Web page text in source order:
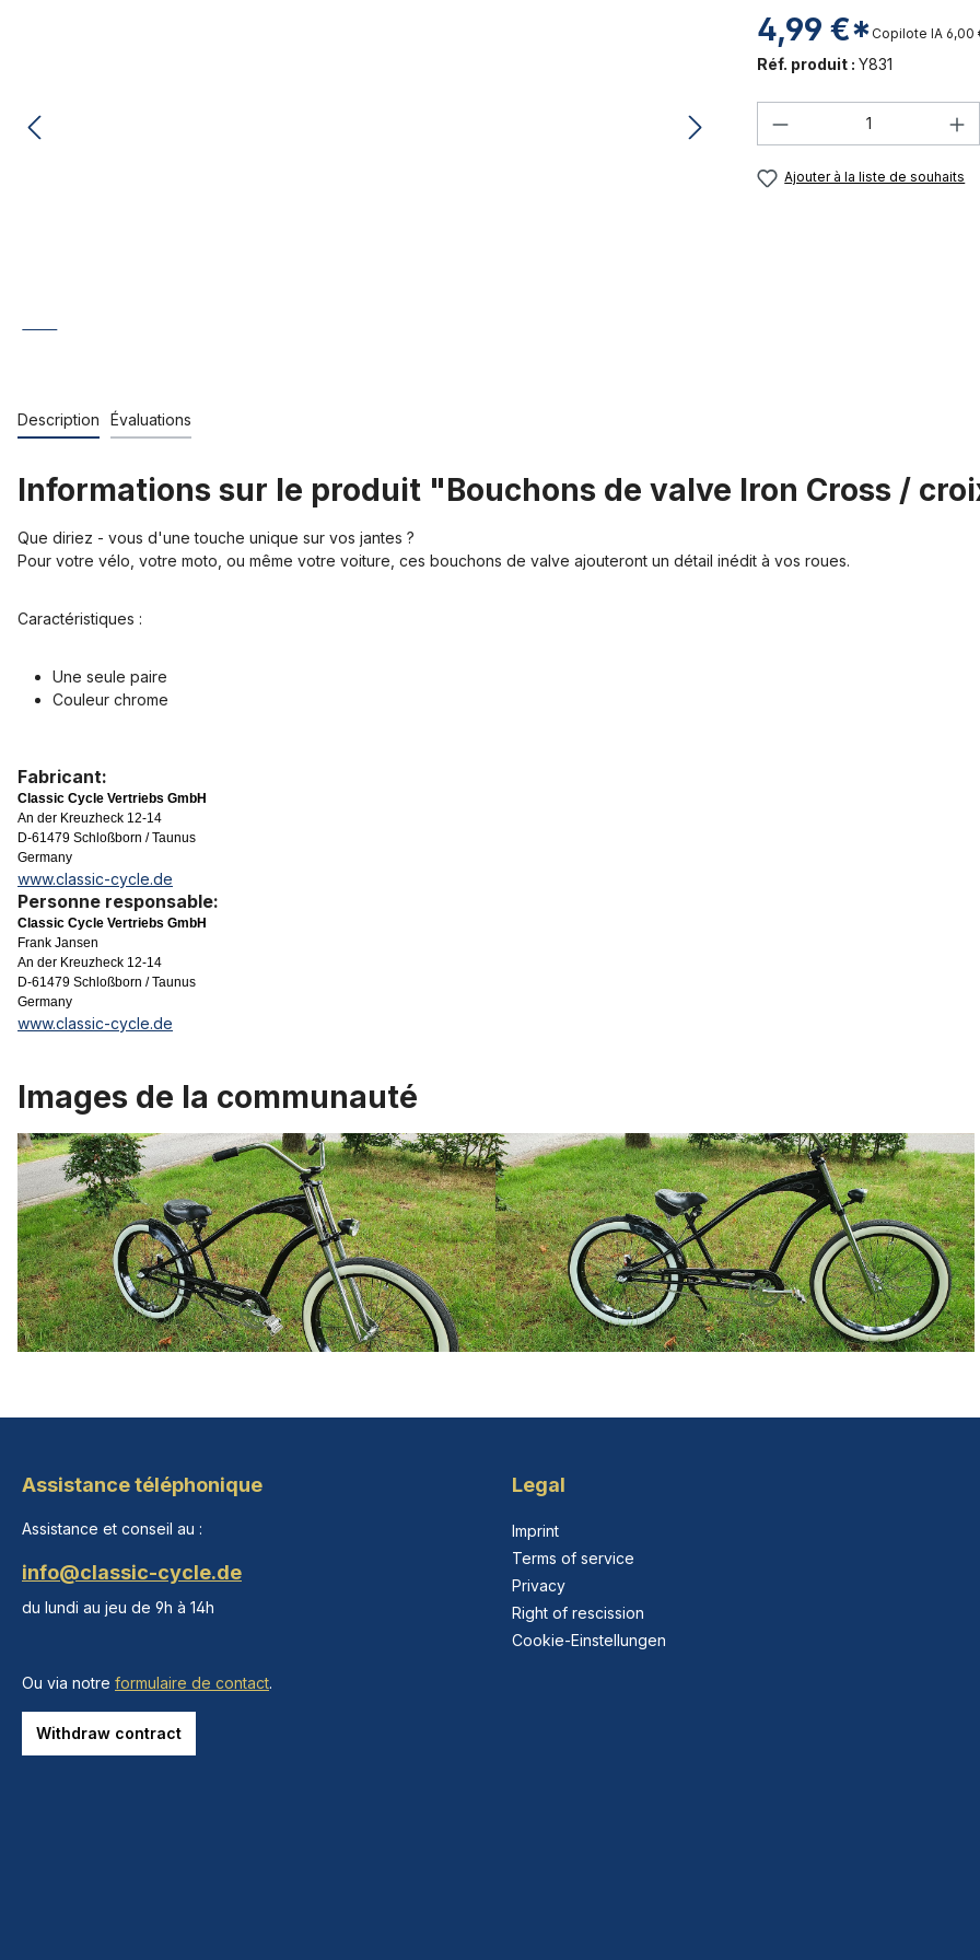
4,99 €* Copilote IA 6,00
Réf. produit : Y831
Quantité de
Ajouter à la liste de souhaits
Description Évaluations
Informations sur le produit "Bouchons de valve Iron Cross /
Que diriez - vous d'une touche unique sur vos jantes ?
Pour votre vélo, votre moto, ou même votre voiture, ces bouchons de valve ajouteront un détail inédit à vos roues.
Caractéristiques :
Une seule paire
Couleur chrome
Fabricant:
Classic Cycle Vertriebs GmbH
An der Kreuzheck 12-14
D-61479 Schloßborn / Taunus
Germany
www.classic-cycle.de
Personne responsable:
Classic Cycle Vertriebs GmbH
Frank Jansen
An der Kreuzheck 12-14
D-61479 Schloßborn / Taunus
Germany
www.classic-cycle.de
Images de la communauté
Assistance téléphonique
Assistance et conseil au :
info@classic-cycle.de
du lundi au jeu de 9h à 14h
Ou via notre formulaire de contact.
Withdraw contract
Legal
Imprint
Terms of service
Privacy
Right of rescission
Cookie-Einstellungen